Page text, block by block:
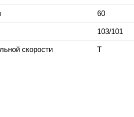
60
103/101
скорости T